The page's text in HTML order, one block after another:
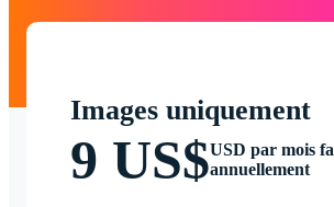
Images uniquement
9 US$USD par mois
annuellement